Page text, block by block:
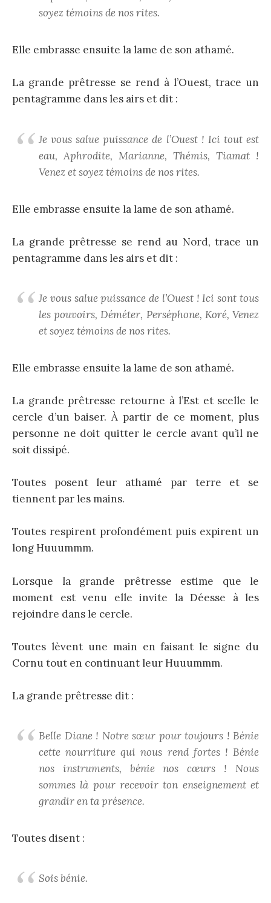
soyez témoins de nos rites.
Elle embrasse ensuite la lame de son athamé.
La grande prêtresse se rend à l’Ouest, trace un
pentagramme dans les airs et dit :
Je vous salue puissance de l’Ouest ! Ici tout est
eau, Aphrodite, Marianne, Thémis, Tiamat !
Venez et soyez témoins de nos rites.
Elle embrasse ensuite la lame de son athamé.
La grande prêtresse se rend au Nord, trace un
pentagramme dans les airs et dit :
Je vous salue puissance de l’Ouest ! Ici sont tous
les pouvoirs, Déméter, Perséphone, Koré, Venez
et soyez témoins de nos rites.
Elle embrasse ensuite la lame de son athamé.
La grande prêtresse retourne à l’Est et scelle le
cercle d’un baiser. À partir de ce moment, plus
personne ne doit quitter le cercle avant qu’il ne
soit dissipé.
Toutes posent leur athamé par terre et se
tiennent par les mains.
Toutes respirent profondément puis expirent un
long Huuummm.
Lorsque la grande prêtresse estime que le
moment est venu elle invite la Déesse à les
rejoindre dans le cercle.
Toutes lèvent une main en faisant le signe du
Cornu tout en continuant leur Huuummm.
La grande prêtresse dit :
Belle Diane ! Notre sœur pour toujours ! Bénie
cette nourriture qui nous rend fortes ! Bénie
nos instruments, bénie nos cœurs ! Nous
sommes là pour recevoir ton enseignement et
grandir en ta présence.
Toutes disent :
Sois bénie.